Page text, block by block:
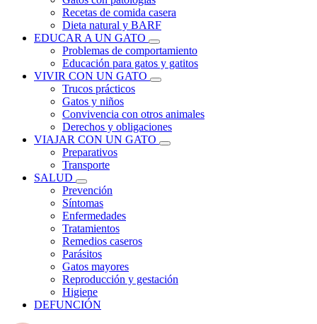
Recetas de comida casera
Dieta natural y BARF
EDUCAR A UN GATO
Problemas de comportamiento
Educación para gatos y gatitos
VIVIR CON UN GATO
Trucos prácticos
Gatos y niños
Convivencia con otros animales
Derechos y obligaciones
VIAJAR CON UN GATO
Preparativos
Transporte
SALUD
Prevención
Síntomas
Enfermedades
Tratamientos
Remedios caseros
Parásitos
Gatos mayores
Reproducción y gestación
Higiene
DEFUNCIÓN